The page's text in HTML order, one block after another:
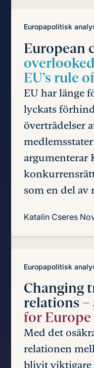
Europapolitisk
European
EU’s rule
EU har länge
lyckats
överträdelser
argumenterar
som en del av
Katalin Cseres
Europapolitisk
Changing
relations –
for Europe
Med det
relationen
blivit viktigare